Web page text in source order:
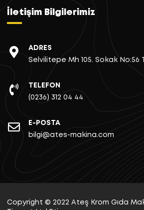
İletişim Bilgilerimiz
ADRES
Selvilitepe Mh 105. Sokak No:56
TELEFON
(0236) 312 04 44
E-POSTA
bilgi@ates-makina.com
Copyright © 2022 Ateş Krom Gıda